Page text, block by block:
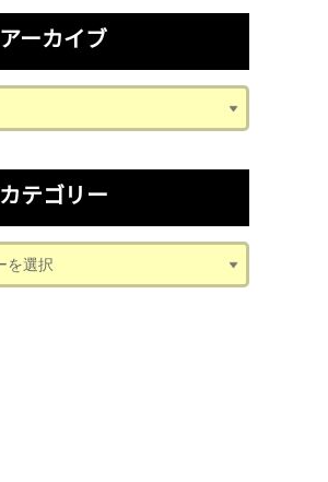
アーカイブ
カテゴリー